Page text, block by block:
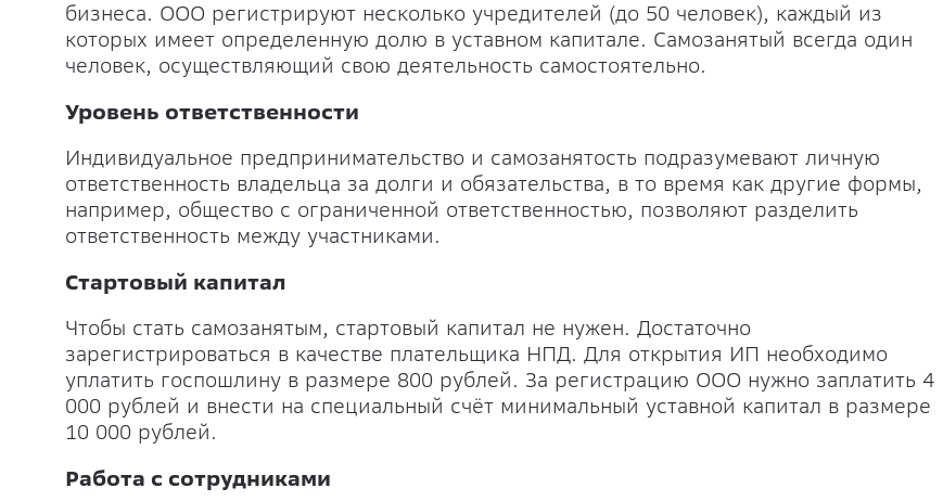
бизнеса. ООО регистрируют несколько учредителей (до 50 человек), каждый из
которых имеет определенную долю в уставном капитале. Самозанятый всегда один
человек, осуществляющий свою деятельность самостоятельно.
Уровень ответственности
Индивидуальное предпринимательство и самозанятость подразумевают личную
ответственность владельца за долги и обязательства, в то время как другие формы,
например, общество с ограниченной ответственностью, позволяют разделить
ответственность между участниками.
Стартовый капитал
Чтобы стать самозанятым, стартовый капитал не нужен. Достаточно
зарегистрироваться в качестве плательщика НПД. Для открытия ИП необходимо
уплатить госпошлину в размере 800 рублей. За регистрацию ООО нужно заплатить 4
000 рублей и внести на специальный счёт минимальный уставной капитал в размере
10 000 рублей.
Работа с сотрудниками